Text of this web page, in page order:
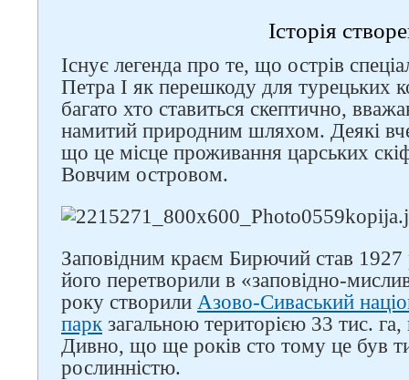
Історія
Існує легенда про те, що острів
Петра I як перешкоду для турецьких
багато хто ставиться скептично,
намитий природним шляхом. Деякі
що це місце проживання царських
Вовчим островом.
Заповідним краєм Бирючий став 1927
його перетворили в «заповідно-
року створили Азово-Сиваський
паркзагальною територією 33 тис.
Дивно, що ще років сто тому це був
рослинністю.